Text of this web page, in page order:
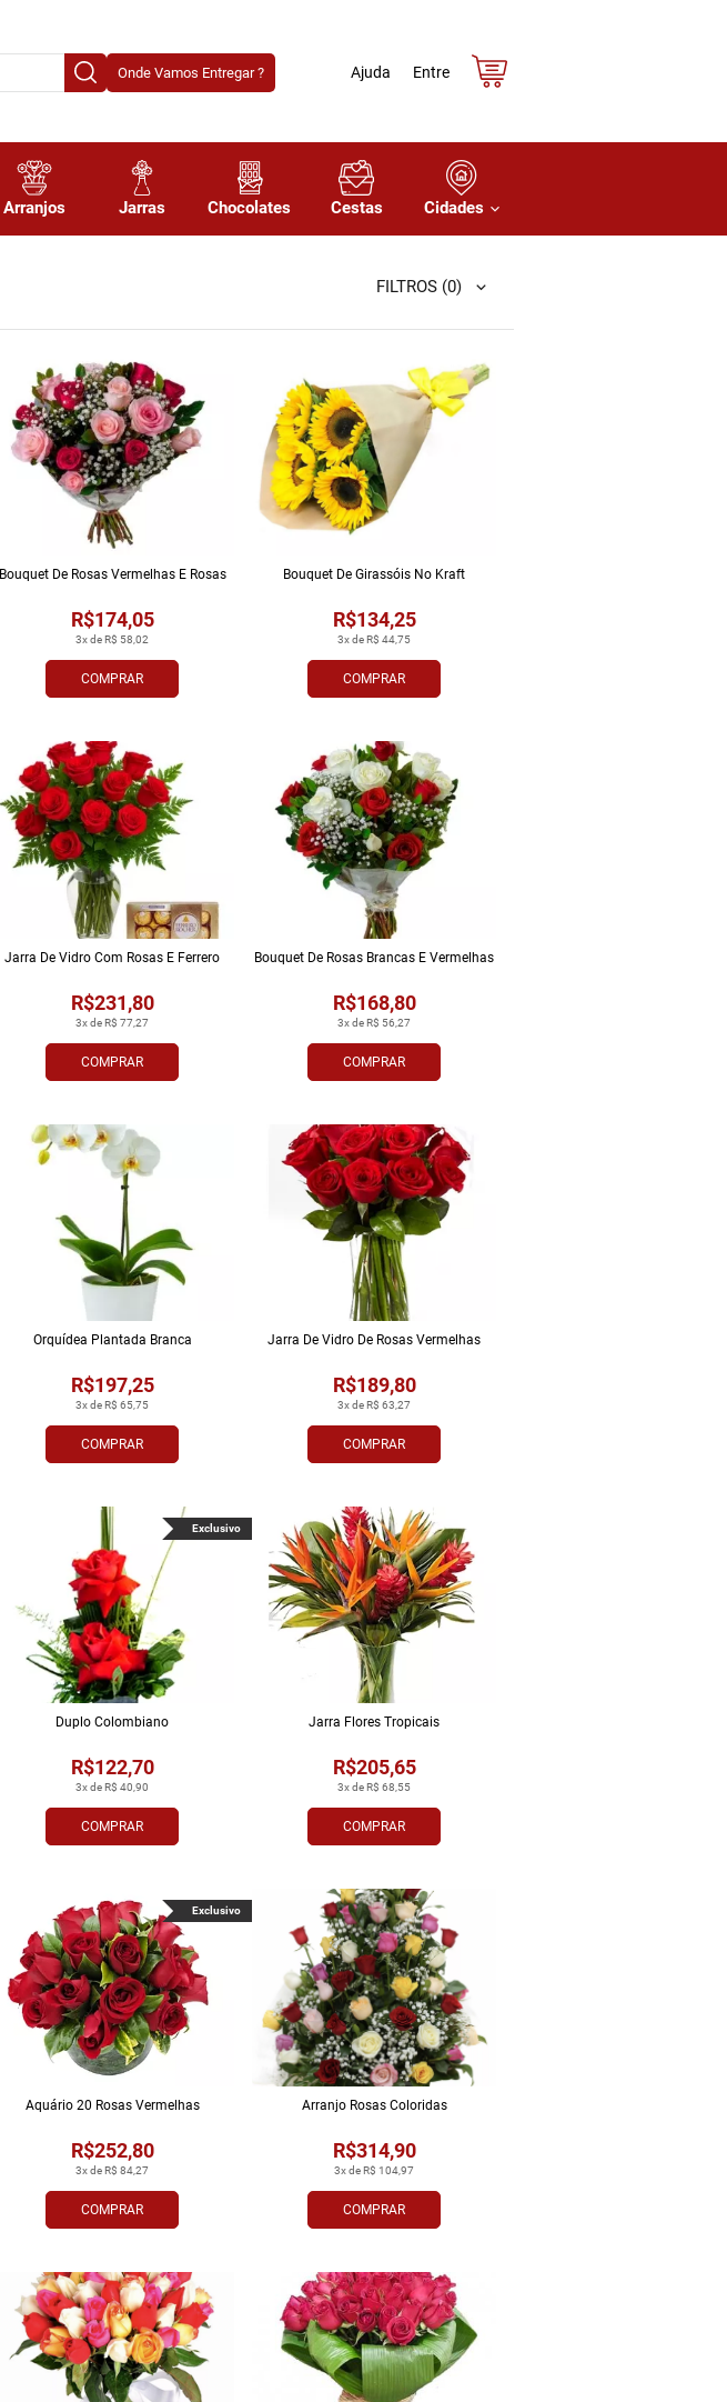
Onde Vamos Entregar ? Entre
Ajuda
Arranjos Jarras Chocolates Cestas Cidades
FILTROS (0)
COMPRAR
3x de R$ 58,02
R$174,05
Bouquet De Rosas Vermelhas E Rosas
COMPRAR
3x de R$ 44,75
R$134,25
Bouquet De Girassóis No Kraft
COMPRAR
3x de R$ 77,27
R$231,80
Jarra De Vidro Com Rosas E Ferrero
COMPRAR
3x de R$ 56,27
R$168,80
Bouquet De Rosas Brancas E Vermelhas
COMPRAR
3x de R$ 65,75
R$197,25
Orquídea Plantada Branca
COMPRAR
3x de R$ 63,27
R$189,80
Jarra De Vidro De Rosas Vermelhas
COMPRAR
3x de R$ 40,90
R$122,70
Duplo Colombiano
Exclusivo
COMPRAR
3x de R$ 68,55
R$205,65
Jarra Flores Tropi­cais
COMPRAR
3x de R$ 84,27
R$252,80
Aquário 20 Rosas Vermelhas
Exclusivo
COMPRAR
3x de R$ 104,97
R$314,90
Arranjo Rosas Coloridas